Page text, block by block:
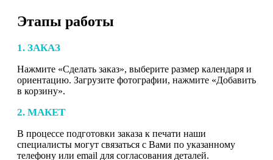
Этапы работы
1. ЗАКАЗ
Нажмите «Сделать заказ», выберите размер календаря и
ориентацию. Загрузите фотографии, нажмите «Добавить
в корзину».
2. МАКЕТ
В процессе подготовки заказа к печати наши
специалисты могут связаться с Вами по указанному
телефону или email для согласования деталей.